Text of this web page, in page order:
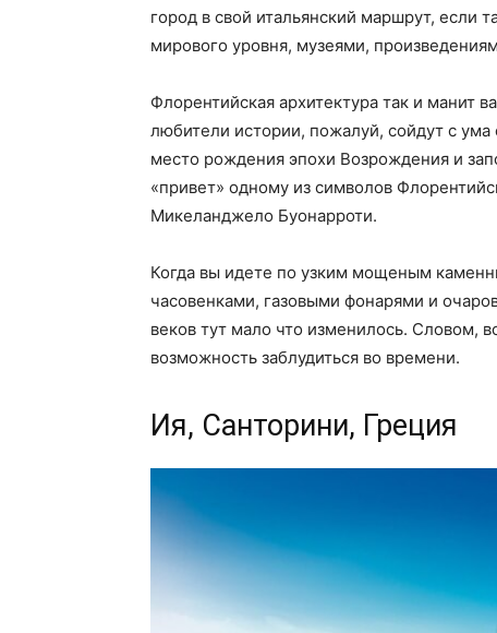
город в свой итальянский маршрут, если
мирового уровня, музеями,
Флорентийская архитектура так и манит
любители истории, пожалуй, сойдут с ума
место рождения эпохи Возрождения и
«привет» одному из символов
Микеланджело Буонарроти.
Когда вы идете по узким мощеным
часовенками, газовыми фонарями и
веков тут мало что изменилось. Словом,
возможность заблудиться во времени.
Ия, Санторини, Греция